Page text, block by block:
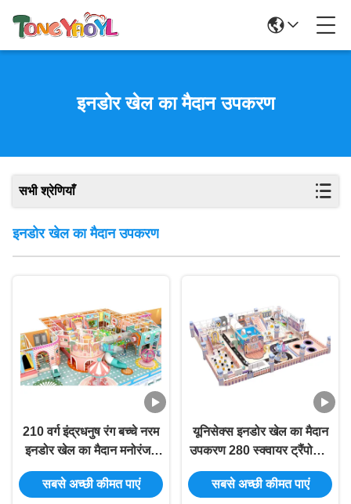
इनडोर खेल का मैदान उपकरण
सभी श्रेणियाँ
इनडोर खेल का मैदान उपकरण
210 वर्ग इंद्रधनुष रंग बच्चे नरम
इनडोर खेल का मैदान मनोरंजन
पार्क
सबसे अच्छी कीमत पाएं
यूनिसेक्स इनडोर खेल का मैदान
उपकरण 280 स्क्वायर ट्रैंपोलिन
पार्क इनडोर खेल का मैदान
सबसे अच्छी कीमत पाएं